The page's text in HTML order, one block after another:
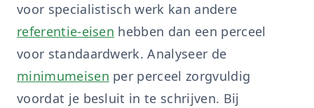
voor specialistisch werk kan andere
referentie-eisen hebben dan een perceel
voor standaardwerk. Analyseer de
minimumeisen per perceel zorgvuldig
voordat je besluit in te schrijven. Bij